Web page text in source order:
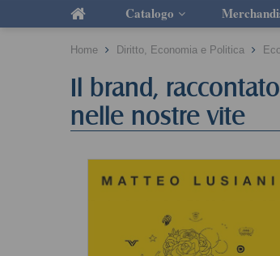
Catalogo
Home Diritto, Economia e Politica
Il brand,
nelle nostre vite